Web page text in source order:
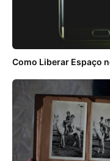
Como Liberar Espaço